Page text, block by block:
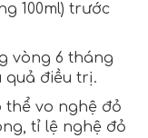
100ml) trước
vòng 6 tháng
quả điều trị.
thể vo nghệ đỏ
tỉ lệ nghệ đỏ